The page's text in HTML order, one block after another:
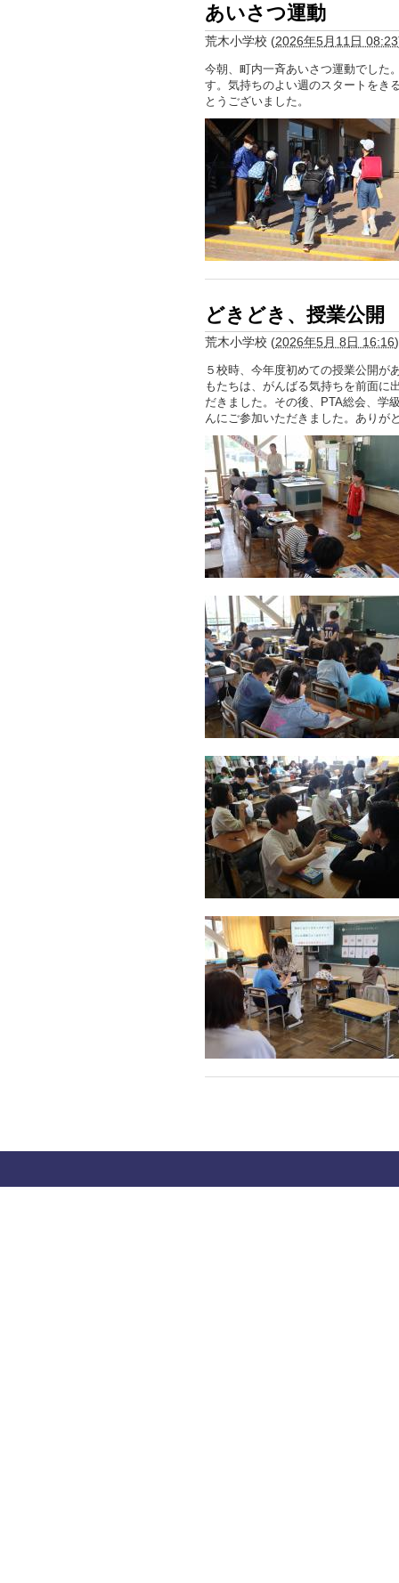
あいさつ運動
荒木小学校 (2026年5月11日 08:23
今朝、町内一斉あいさつ運動でした
す。気持ちのよい週のスタートをき
とうございました。
どきどき、授業公開
荒木小学校 (2026年5月 8日 16:16)
５校時、今年度初めての授業公開が
もたちは、がんばる気持ちを前面に
だきました。その後、PTA総会、学
んにご参加いただきました。ありが